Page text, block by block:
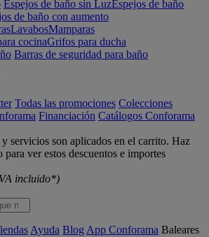
Espejos de baño sin LuzEspejos de baño
de baño con aumento
LavabosMamparas
cocinaGrifos para ducha
Barras de seguridad para baño
Todas las promociones Colecciones
Financiación Catálogos Conforama
servicios son aplicados en el carrito. Haz
ver estos descuentos e importes
incluido*)
Ayuda Blog App Conforama Baleares